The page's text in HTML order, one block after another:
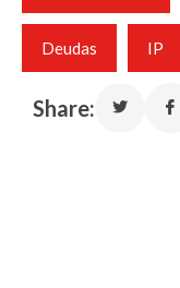
Deudas IP
Share: